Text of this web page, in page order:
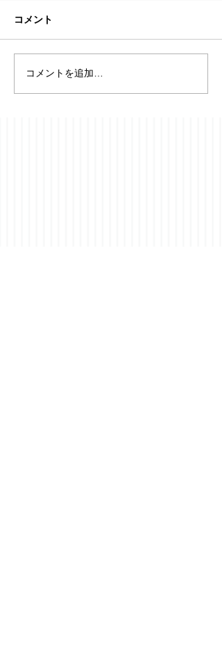
⭐️YouTubeチャンネル開
設のお知らせ成人発達学
コメント
コメントを追加…